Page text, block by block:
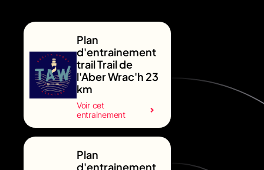
Plan
d'entrainement
trail Trail de
l'Aber Wrac'h 23
km
Voir cet
entrainement
Plan
d'entrainement